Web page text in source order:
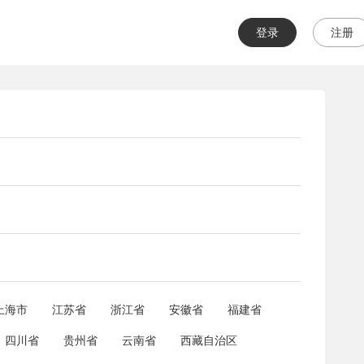
登录 注册
海市 江苏省 浙江省 安徽省 福建省
四川省 贵州省 云南省 西藏自治区